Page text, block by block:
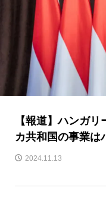
【報道】ハンガ
カ共和国の事業は
2024.11.13